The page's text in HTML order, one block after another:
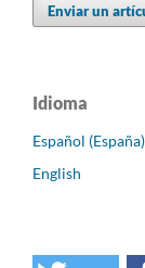
Enviar un
Idioma
Español (España)
English